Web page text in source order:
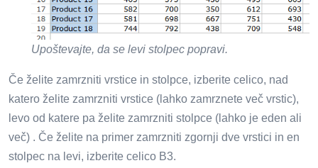
Upoštevajte, da se levi stolpec popravi.
Če želite zamrzniti vrstice in stolpce, izberite celico, nad
katero želite zamrzniti vrstice (lahko zamrznete več vrstic),
levo od katere pa želite zamrzniti stolpce (lahko je eden ali
več) . Če želite na primer zamrzniti zgornji dve vrstici in en
stolpec na levi, izberite celico B3.